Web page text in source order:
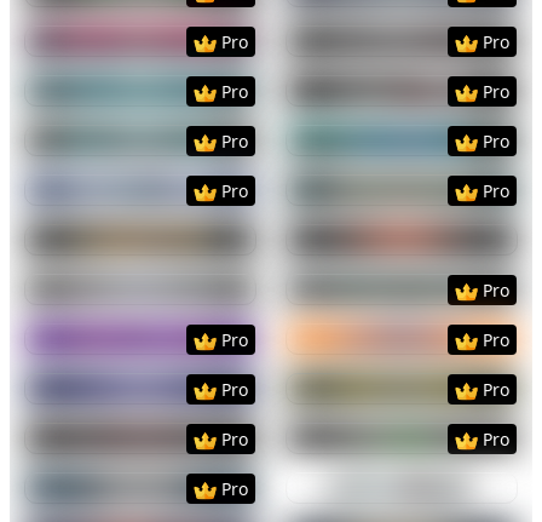
PreviewUse Template
Pro
PreviewUse
Pro
PreviewUse Template
Pro
PreviewUse
Pro
PreviewUse Template
Pro
PreviewUse
Pro
PreviewUse Template
Pro
PreviewUse
Pro
PreviewUse Template PreviewUse
PreviewUse
Pro
PreviewUse Template
Pro
PreviewUse
Pro
PreviewUse Template
Pro
PreviewUse
Pro
PreviewUse Template
Pro
PreviewUse
Pro
PreviewUse Template
Pro